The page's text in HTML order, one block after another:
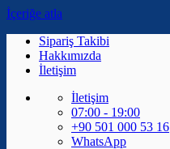
İçeriğe atla
Sipariş Takibi
Hakkımızda
İletişim
İletişim
07:00 - 19:00
+90 501 000 53 16
WhatsApp